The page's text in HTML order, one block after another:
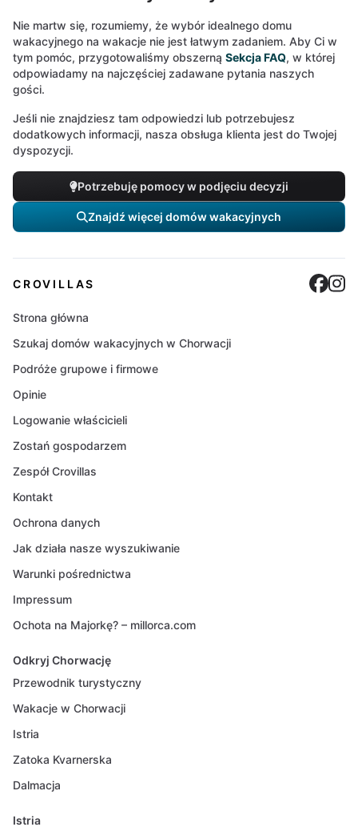
Nie martw się, rozumiemy, że wybór idealnego domu
wakacyjnego na wakacje nie jest łatwym zadaniem. Aby Ci w
tym pomóc, przygotowaliśmy obszerną Sekcja FAQ, w której
odpowiadamy na najczęściej zadawane pytania naszych
gości.
Jeśli nie znajdziesz tam odpowiedzi lub potrzebujesz
dodatkowych informacji, nasza obsługa klienta jest do Twojej
dyspozycji.
Potrzebuję pomocy w podjęciu decyzji
Znajdź więcej domów wakacyjnych
CROVILLAS
Strona główna
Szukaj domów wakacyjnych w Chorwacji
Podróże grupowe i firmowe
Opinie
Logowanie właścicieli
Zostań gospodarzem
Zespół Crovillas
Kontakt
Ochrona danych
Jak działa nasze wyszukiwanie
Warunki pośrednictwa
Impressum
Ochota na Majorkę? – millorca.com
Odkryj Chorwację
Przewodnik turystyczny
Wakacje w Chorwacji
Istria
Zatoka Kvarnerska
Dalmacja
Istria